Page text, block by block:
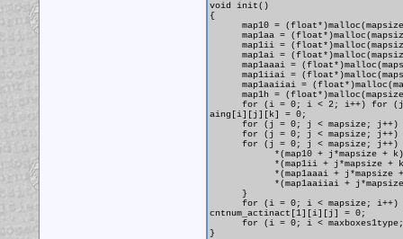
void init()
{
map10 =
map1aa =
map1ii =
map1ai =
map1aaai =
map1iiai =
map1aaiiai =
map1h =
for (i = 0; i < 2; i++) for (j =
aing[i][j][k] = 0;
for (j = 0; j < mapsize; j++)
for (j = 0; j < mapsize; j++) for
for (j = 0; j < mapsize; j++)
*(map10 + j*mapsize + k) =
*(map1ii + j*mapsize + k) =
*(map1aaai + j*mapsize + k)
*(map1aaiiai + j*mapsize +
}
for (i = 0; i < mapsize; i++)
cntnum_actinact[1][i][j] = 0;
for (i = 0; i <
}